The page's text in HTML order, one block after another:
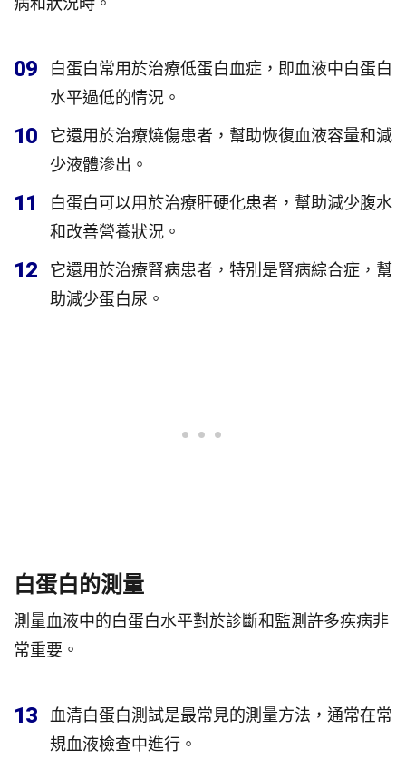
09
白蛋白常用於治療低蛋白血症，即血液中白蛋白
水平過低的情況。
10
它還用於治療燒傷患者，幫助恢復血液容量和減
少液體滲出。
11
白蛋白可以用於治療肝硬化患者，幫助減少腹水
和改善營養狀況。
12
它還用於治療腎病患者，特別是腎病綜合症，幫
助減少蛋白尿。
白蛋白的測量
測量血液中的白蛋白水平對於診斷和監測許多疾病非
常重要。
13
血清白蛋白測試是最常見的測量方法，通常在常
規血液檢查中進行。